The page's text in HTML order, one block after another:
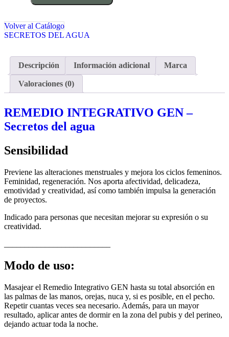
Volver al Catálogo
SECRETOS DEL AGUA
Descripción Información adicional Marca
Valoraciones (0)
REMEDIO INTEGRATIVO GEN –
Secretos del agua
Sensibilidad
Previene las alteraciones menstruales y mejora los ciclos femeninos.
Feminidad, regeneración. Nos aporta afectividad, delicadeza,
emotividad y creatividad, así como también impulsa la generación
de proyectos.
Indicado para personas que necesitan mejorar su expresión o su
creatividad.
Modo de uso:
Masajear el Remedio Integrativo GEN hasta su total absorción en
las palmas de las manos, orejas, nuca y, si es posible, en el pecho.
Repetir cuantas veces sea necesario. Además, para un mayor
resultado, aplicar antes de dormir en la zona del pubis y del perineo,
dejando actuar toda la noche.